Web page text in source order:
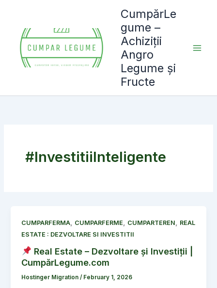
content
CumpărLe
gume –
Achiziții
Angro
Legume și
Fructe
#InvestitiiInteligente
CUMPARFERMA, CUMPARFERME, CUMPARTEREN, REAL
ESTATE : DEZVOLTARE SI INVESTITII
Real Estate – Dezvoltare și Investiții |
CumpărLegume.com
Hostinger Migration/ February 1, 2026